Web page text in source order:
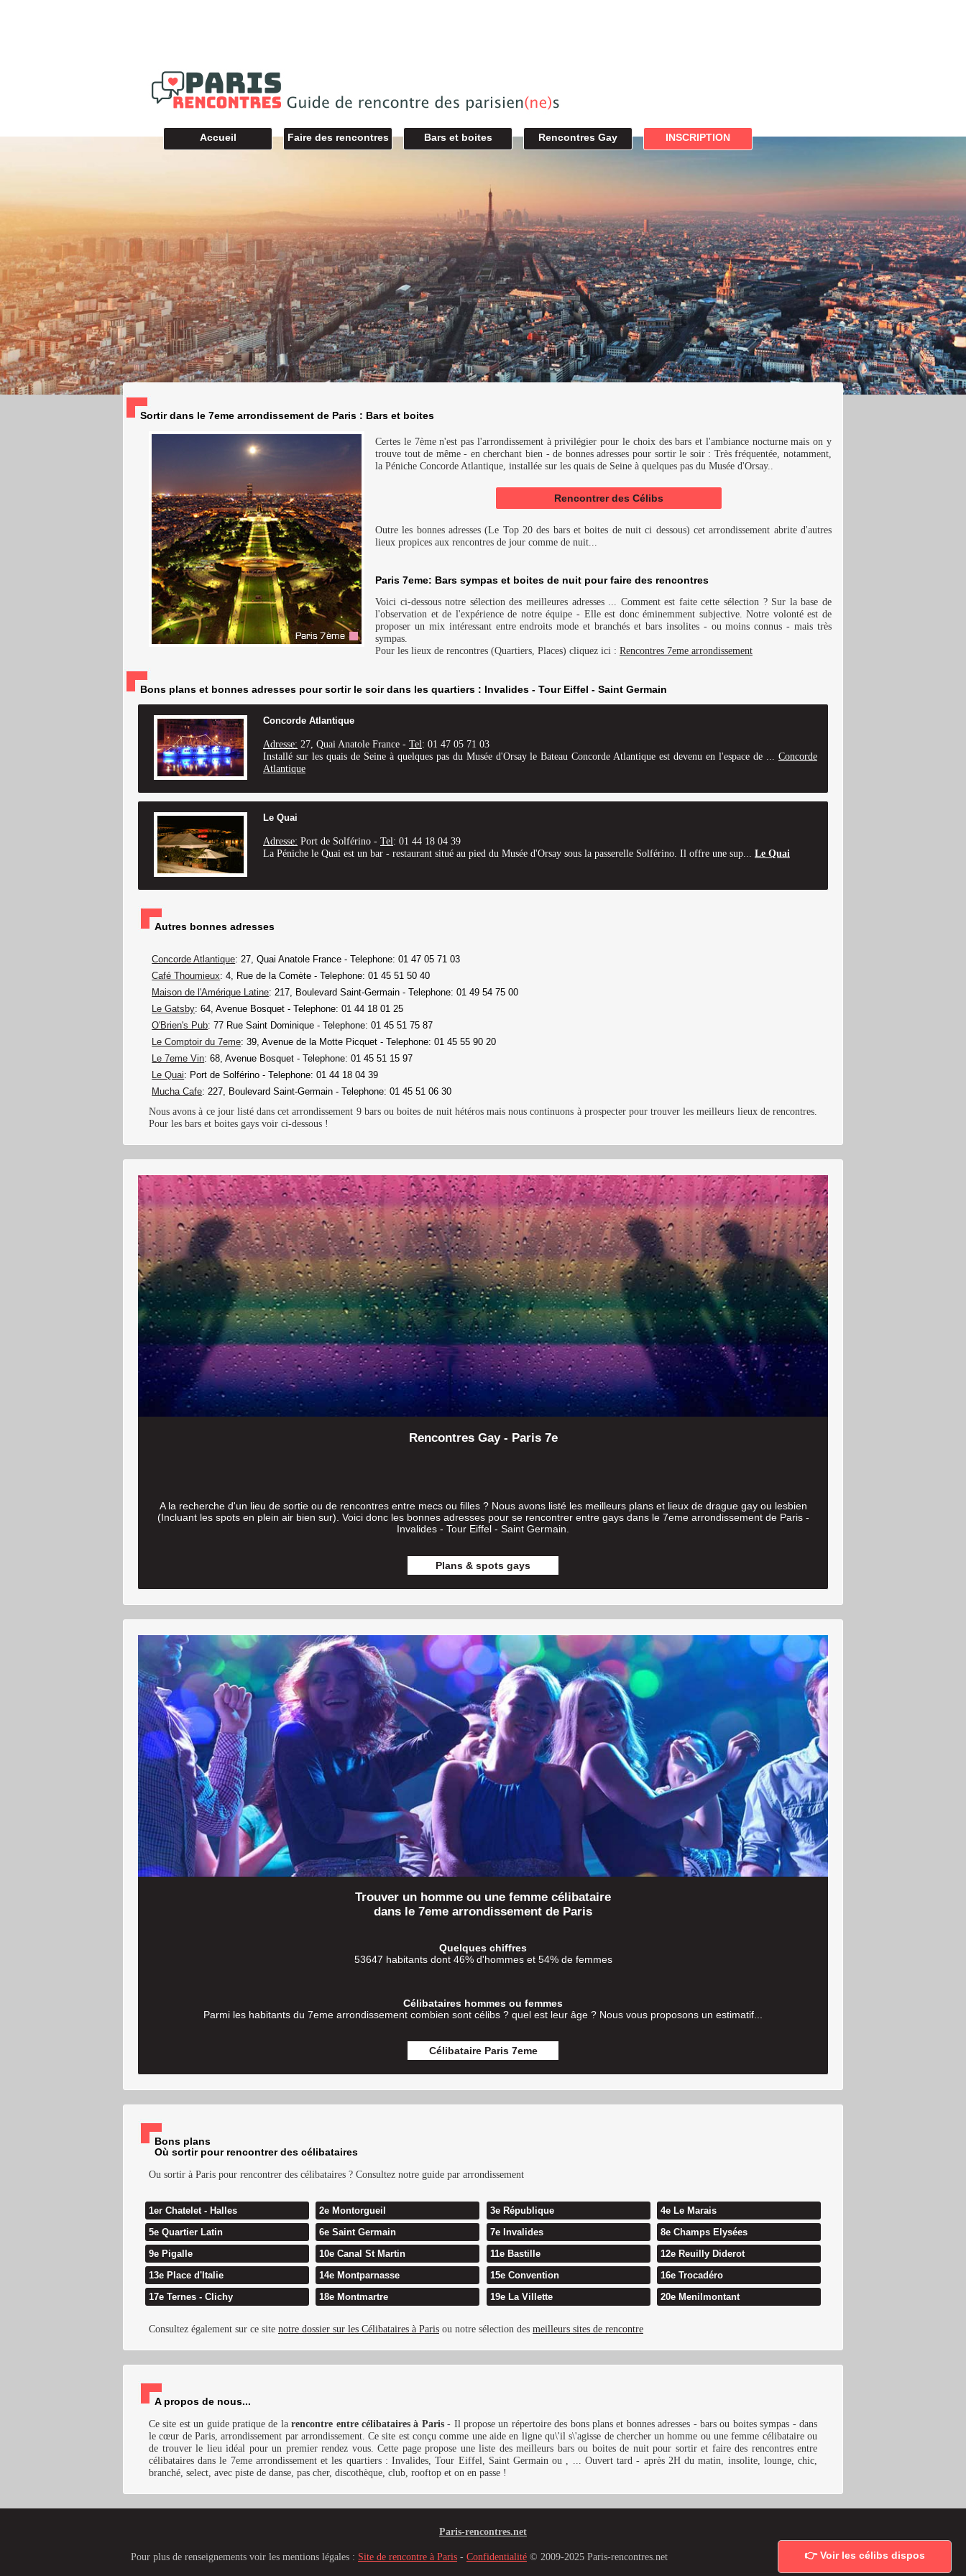
Accueil Faire des rencontres Bars et boites Rencontres Gay INSCRIPTION
Sortir dans le 7eme arrondissement de Paris : Bars et boites
Certes le 7ème n'est pas l'arrondissement à privilégier pour le choix des bars et l'ambiance nocturne mais on y
trouve tout de même - en cherchant bien - de bonnes adresses pour sortir le soir : Très fréquentée, notamment,
la Péniche Concorde Atlantique, installée sur les quais de Seine à quelques pas du Musée d'Orsay..
Rencontrer des Célibs
Outre les bonnes adresses (Le Top 20 des bars et boites de nuit ci dessous) cet arrondissement abrite d'autres
lieux propices aux rencontres de jour comme de nuit...
Paris 7eme: Bars sympas et boites de nuit pour faire des rencontres
Voici ci-dessous notre sélection des meilleures adresses ... Comment est faite cette sélection ? Sur la base de
l'observation et de l'expérience de notre équipe - Elle est donc éminemment subjective. Notre volonté est de
proposer un mix intéressant entre endroits mode et branchés et bars insolites - ou moins connus - mais très
sympas.
Pour les lieux de rencontres (Quartiers, Places) cliquez ici : Rencontres 7eme arrondissement
Bons plans et bonnes adresses pour sortir le soir dans les quartiers : Invalides - Tour Eiffel - Saint Germain
Concorde Atlantique
Adresse: 27, Quai Anatole France - Tel: 01 47 05 71 03
Installé sur les quais de Seine à quelques pas du Musée d'Orsay le Bateau Concorde Atlantique est devenu en l'espace de ... Concorde
Atlantique
Le Quai
Adresse: Port de Solférino - Tel: 01 44 18 04 39
La Péniche le Quai est un bar - restaurant situé au pied du Musée d'Orsay sous la passerelle Solférino. Il offre une sup... Le Quai
Autres bonnes adresses
Concorde Atlantique: 27, Quai Anatole France - Telephone: 01 47 05 71 03
Café Thoumieux: 4, Rue de la Comète - Telephone: 01 45 51 50 40
Maison de l'Amérique Latine: 217, Boulevard Saint-Germain - Telephone: 01 49 54 75 00
Le Gatsby: 64, Avenue Bosquet - Telephone: 01 44 18 01 25
O'Brien's Pub: 77 Rue Saint Dominique - Telephone: 01 45 51 75 87
Le Comptoir du 7eme: 39, Avenue de la Motte Picquet - Telephone: 01 45 55 90 20
Le 7eme Vin: 68, Avenue Bosquet - Telephone: 01 45 51 15 97
Le Quai: Port de Solférino - Telephone: 01 44 18 04 39
Mucha Cafe: 227, Boulevard Saint-Germain - Telephone: 01 45 51 06 30
Nous avons à ce jour listé dans cet arrondissement 9 bars ou boites de nuit hétéros mais nous continuons à prospecter pour trouver les meilleurs lieux de rencontres.
Pour les bars et boites gays voir ci-dessous !
Rencontres Gay - Paris 7e
A la recherche d'un lieu de sortie ou de rencontres entre mecs ou filles ? Nous avons listé les meilleurs plans et lieux de drague gay ou lesbien
(Incluant les spots en plein air bien sur). Voici donc les bonnes adresses pour se rencontrer entre gays dans le 7eme arrondissement de Paris -
Invalides - Tour Eiffel - Saint Germain.
Plans & spots gays
Trouver un homme ou une femme célibataire
dans le 7eme arrondissement de Paris
Quelques chiffres
53647 habitants dont 46% d'hommes et 54% de femmes
Célibataires hommes ou femmes
Parmi les habitants du 7eme arrondissement combien sont célibs ? quel est leur âge ? Nous vous proposons un estimatif...
Célibataire Paris 7eme
Bons plans
Où sortir pour rencontrer des célibataires
Ou sortir à Paris pour rencontrer des célibataires ? Consultez notre guide par arrondissement
1er Chatelet - Halles 2e Montorgueil 3e République
4e Le Marais
5e Quartier Latin
6e Saint Germain 7e Invalides
8e Champs Elysées
9e Pigalle
10e Canal St Martin 11e Bastille
12e Reuilly Diderot
13e Place d'Italie
14e Montparnasse 15e Convention
16e Trocadéro
17e Ternes - Clichy
18e Montmartre 19e La Villette 20e Menilmontant
Consultez également sur ce site notre dossier sur les Célibataires à Paris ou notre sélection des meilleurs sites de rencontre
A propos de nous...
Ce site est un guide pratique de larencontre entre célibataires à Paris- Il propose un répertoire des bons plans et bonnes adresses - bars ou boites sympas - dans
le cœur de Paris, arrondissement par arrondissement. Ce site est conçu comme une aide en ligne qu\'il s\'agisse de chercher un homme ou une femme célibataire ou
de trouver le lieu idéal pour un premier rendez vous. Cette page propose une liste des meilleurs bars ou boites de nuit pour sortir et faire des rencontres entre
célibataires dans le 7eme arrondissement et les quartiers : Invalides, Tour Eiffel, Saint Germain ou , ... Ouvert tard - après 2H du matin, insolite, lounge, chic,
branché, select, avec piste de danse, pas cher, discothèque, club, rooftop et on en passe !
Paris-rencontres.net
Pour plus de renseignements voir les mentions légales : Site de rencontre à Paris - Confidentialité © 2009-2025 Paris-rencontres.net 👉 Voir les célibs dispos